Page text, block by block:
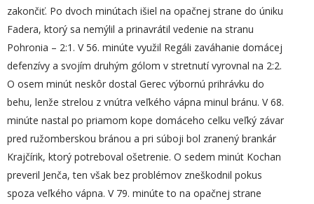
zakončiť. Po dvoch minútach išiel na opačnej strane do úniku
Fadera, ktorý sa nemýlil a prinavrátil vedenie na stranu
Pohronia – 2:1. V 56. minúte využil Regáli zaváhanie domácej
defenzívy a svojím druhým gólom v stretnutí vyrovnal na 2:2.
O osem minút neskôr dostal Gerec výbornú prihrávku do
behu, lenže strelou z vnútra veľkého vápna minul bránu. V 68.
minúte nastal po priamom kope domáceho celku veľký závar
pred ružomberskou bránou a pri súboji bol zranený brankár
Krajčírik, ktorý potreboval ošetrenie. O sedem minút Kochan
preveril Jenča, ten však bez problémov zneškodnil pokus
spoza veľkého vápna. V 79. minúte to na opačnej strane